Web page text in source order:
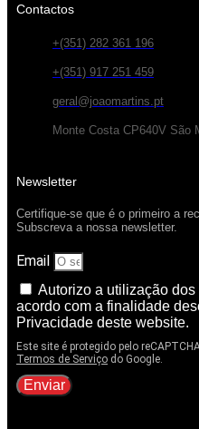
Contactos
+(351) 282 361 196
+(351) 917 251 459
geral@joaomartins.pt
Monte Costa CP640V São
Newsletter
Certifique-se que é o primeiro a
Subscreva a nossa newsletter.
Email
Autorizo a utilização
acordo com a finalidade
Privacidade deste website.
Este site é protegido pelo
Termos de Serviço do Google.
Enviar